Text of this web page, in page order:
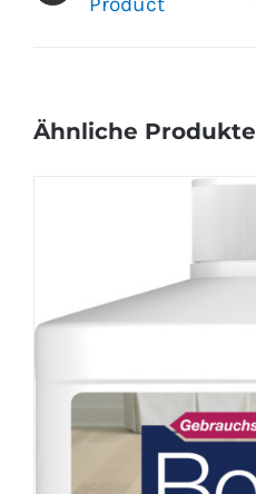
Ähnliche Produkte